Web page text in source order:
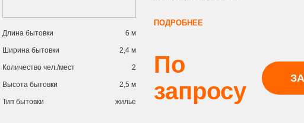
Длина бытовки 6 м
Ширина бытовки 2,4 м
Количество чел./мест 2
Высота бытовки 2,5 м
Тип бытовки жилье
ПОДРОБНЕЕ
По
запросу